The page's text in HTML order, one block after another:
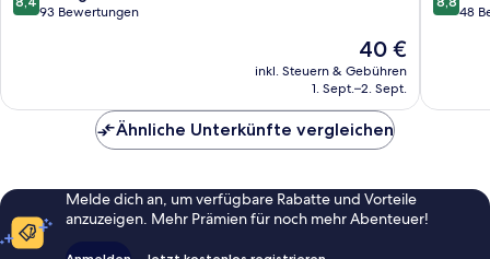
Lumpur
von
Bewertungen
93 Bewertungen
Der
Preis
beträgt
40 €
inkl. Steuern & Gebühren
1. Sept.–2. Sept.
von
von48
Ähnliche Unterkünfte vergleichen
Melde dich an, um verfügbare Rabatte und Vorteile
anzuzeigen. Mehr Prämien für noch mehr Abenteuer!